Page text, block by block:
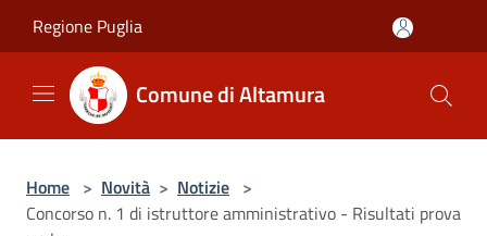
Regione Puglia
Comune di Altamura
Home > Novità > Notizie >
Concorso n. 1 di istruttore amministrativo - Risultati prova